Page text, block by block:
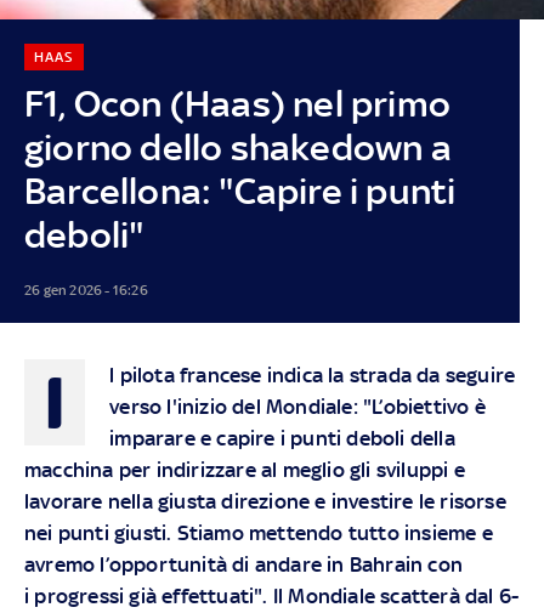
F1, Ocon (Haas) nel primo
giorno dello shakedown a
Barcellona: "Capire i punti
deboli"
HAAS
26 gen 2026 - 16:26
I
l pilota francese indica la strada da seguire
verso l'inizio del Mondiale: "L’obiettivo è
imparare e capire i punti deboli della
macchina per indirizzare al meglio gli sviluppi e
lavorare nella giusta direzione e investire le risorse
nei punti giusti. Stiamo mettendo tutto insieme e
avremo l’opportunità di andare in Bahrain con
i progressi già effettuati". Il Mondiale scatterà dal 6-